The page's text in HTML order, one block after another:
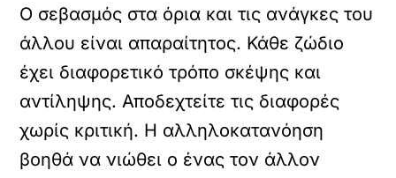
Ο σεβασμός στα όρια και τις ανάγκες του
άλλου είναι απαραίτητος. Κάθε ζώδιο
έχει διαφορετικό τρόπο σκέψης και
αντίληψης. Αποδεχτείτε τις διαφορές
χωρίς κριτική. Η αλληλοκατανόηση
βοηθά να νιώθει ο ένας τον άλλον